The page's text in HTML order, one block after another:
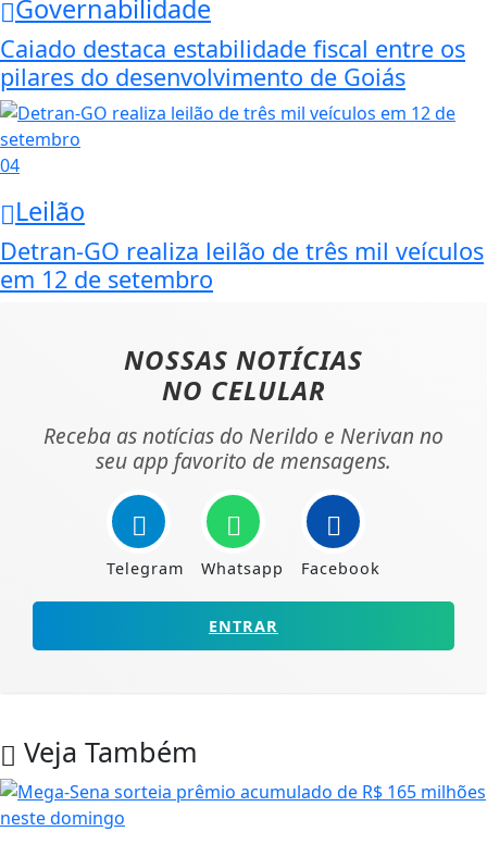
Governabilidade
Caiado destaca estabilidade fiscal entre os
pilares do desenvolvimento de Goiás
04
Leilão
Detran-GO realiza leilão de três mil veículos
em 12 de setembro
NOSSAS NOTÍCIAS
NO CELULAR
Receba as notícias do Nerildo e Nerivan no
seu app favorito de mensagens.
Telegram Whatsapp Facebook
ENTRAR
Veja Também